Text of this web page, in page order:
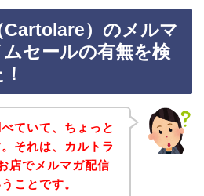
Cartolare）のメルマ
セールの有無を検
ていて、ちょっと
それは、カルトラ
店でメルマガ配信
ことです。